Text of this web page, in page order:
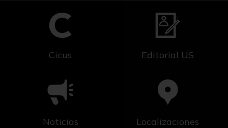
Cicus Editorial US
Noticias Localizaciones